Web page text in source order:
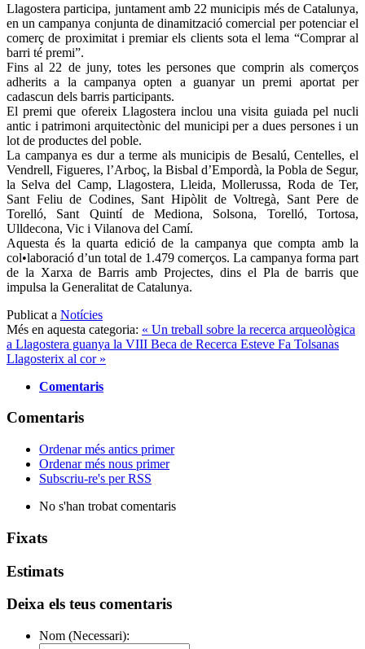
Llagostera participa, juntament amb 22 municipis més de Catalunya,
en un campanya conjunta de dinamització comercial per potenciar el
comerç de proximitat i premiar els clients sota el lema “Comprar al
barri té premi”.
Fins al 22 de juny, totes les persones que comprin als comerços
adherits a la campanya opten a guanyar un premi aportat per
cadascun dels barris participants.
El premi que ofereix Llagostera inclou una visita guiada pel nucli
antic i patrimoni arquitectònic del municipi per a dues persones i un
lot de productes del poble.
La campanya es dur a terme als municipis de Besalú, Centelles, el
Vendrell, Figueres, l’Arboç, la Bisbal d’Empordà, la Pobla de Segur,
la Selva del Camp, Llagostera, Lleida, Mollerussa, Roda de Ter,
Sant Feliu de Codines, Sant Hipòlit de Voltregà, Sant Pere de
Torelló, Sant Quintí de Mediona, Solsona, Torelló, Tortosa,
Ulldecona, Vic i Vilanova del Camí.
Aquesta és la quarta edició de la campanya que compta amb la
col•laboració d’un total de 1.479 comerços. La campanya forma part
de la Xarxa de Barris amb Projectes, dins el Pla de barris que
impulsa la Generalitat de Catalunya.
Publicat a Notícies
Més en aquesta categoria: « Un treball sobre la recerca arqueològica
a Llagostera guanya la VIII Beca de Recerca Esteve Fa Tolsanas
Llagosterix al cor »
Comentaris
Comentaris
Ordenar més antics primer
Ordenar més nous primer
Subscriu-re's per RSS
No s'han trobat comentaris
Fixats
Estimats
Deixa els teus comentaris
Nom (Necessari):